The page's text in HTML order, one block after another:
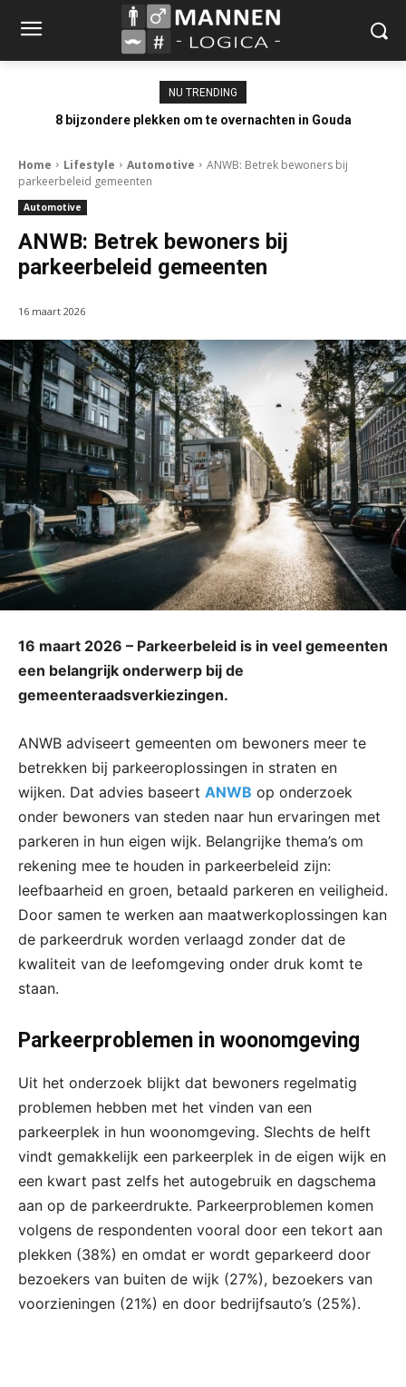
NU TRENDING
8 bijzondere plekken om te overnachten in Gouda
Home Lifestyle Automotive
ANWB: Betrek bewoners bij
parkeerbeleid gemeenten
Automotive
ANWB: Betrek bewoners bij
parkeerbeleid gemeenten
16 maart 2026
16 maart 2026 – Parkeerbeleid is in veel gemeenten
een belangrijk onderwerp bij de
gemeenteraadsverkiezingen.
ANWB adviseert gemeenten om bewoners meer te
betrekken bij parkeeroplossingen in straten en
wijken. Dat advies baseert ANWB op onderzoek
onder bewoners van steden naar hun ervaringen met
parkeren in hun eigen wijk. Belangrijke thema’s om
rekening mee te houden in parkeerbeleid zijn:
leefbaarheid en groen, betaald parkeren en veiligheid.
Door samen te werken aan maatwerkoplossingen kan
de parkeerdruk worden verlaagd zonder dat de
kwaliteit van de leefomgeving onder druk komt te
staan.
Parkeerproblemen in woonomgeving
Uit het onderzoek blijkt dat bewoners regelmatig
problemen hebben met het vinden van een
parkeerplek in hun woonomgeving. Slechts de helft
vindt gemakkelijk een parkeerplek in de eigen wijk en
een kwart past zelfs het autogebruik en dagschema
aan op de parkeerdrukte. Parkeerproblemen komen
volgens de respondenten vooral door een tekort aan
plekken (38%) en omdat er wordt geparkeerd door
bezoekers van buiten de wijk (27%), bezoekers van
voorzieningen (21%) en door bedrijfsauto’s (25%).